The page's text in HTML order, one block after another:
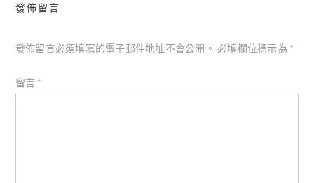
發佈留言
發佈留言必須填寫的電子郵件地址不會公開。 必填欄位標示為 *
留言 *